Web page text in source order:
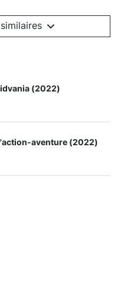
F.I.S.T : Forged In
(2022)
aventure (2022)